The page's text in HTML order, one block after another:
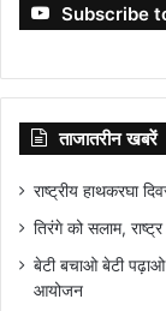
Subscribe
ताजातरीन खबरें
राष्ट्रीय हाथकरघा
तिरंगे को सलाम,
बेटी बचाओ बेटी
आयोजन